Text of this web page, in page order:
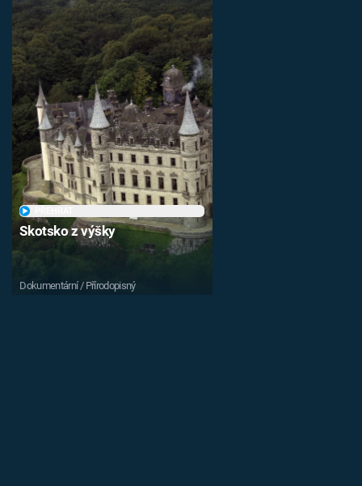
Skotsko z výšky
Dokumentární / Přírodopisný